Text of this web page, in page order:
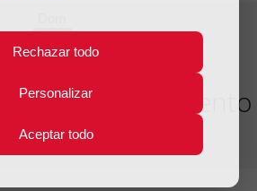
Rechazar todo
Personalizar
Aceptar todo
21
Dic
de Adviento
2014 - 2015 - (Ciclo B)